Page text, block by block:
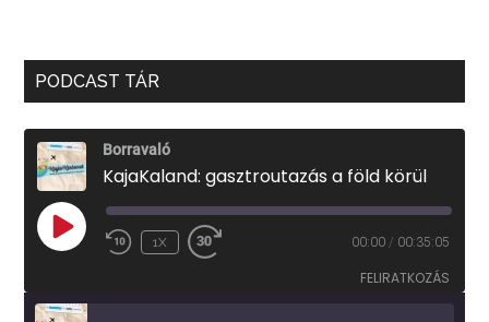
PODCAST TÁR
Borravaló
KajaKaland: gasztroutazás a föld körül
PLAY
EPISODE
1X 00:00 / 00:35:05
FELIRATKOZÁS